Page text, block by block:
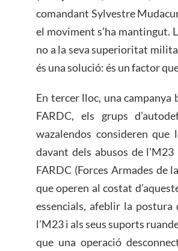
comandant Sylvestre
el moviment s’ha mantingut.
no a la seva superioritat
és una solució: és un factor
En tercer lloc, una
FARDC, els grups
wazalendos consideren
davant dels abusos de
FARDC (Forces Armades de
que operen al costat
essencials, afeblir la postura
l’M23 i als seus suports
que una operació